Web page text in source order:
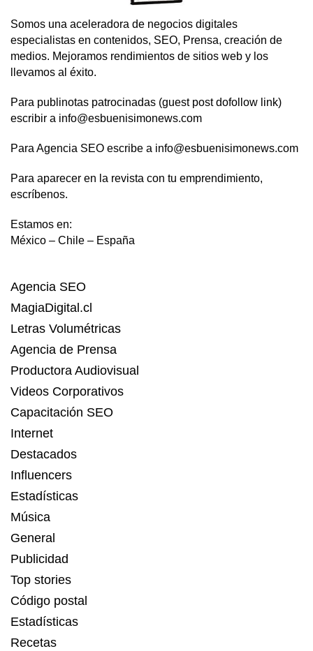
Somos una aceleradora de negocios digitales
especialistas en contenidos, SEO, Prensa, creación de
medios. Mejoramos rendimientos de sitios web y los
llevamos al éxito.
Para publinotas patrocinadas (guest post dofollow link)
escribir a info@esbuenisimonews.com
Para Agencia SEO escribe a info@esbuenisimonews.com
Para aparecer en la revista con tu emprendimiento,
escríbenos.
Estamos en:
México – Chile – España
Agencia SEO
MagiaDigital.cl
Letras Volumétricas
Agencia de Prensa
Productora Audiovisual
Videos Corporativos
Capacitación SEO
Internet
Destacados
Influencers
Estadísticas
Música
General
Publicidad
Top stories
Código postal
Estadísticas
Recetas